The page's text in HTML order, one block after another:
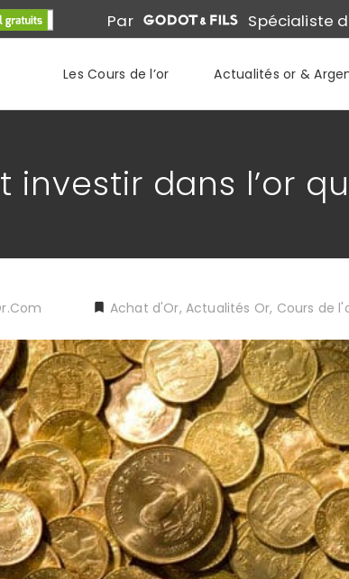
Par Spécialiste
Les Cours de l’or Actualités or &
investir dans l’or
Achat d'Or,Actualités Or, Cours de